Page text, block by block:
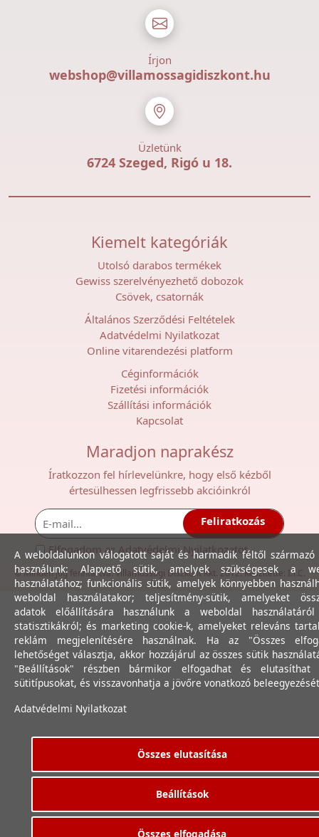
Írjon
webshop@villamossagidiszkont.hu
Üzletünk
6724 Szeged, Rigó u 18.
Kiemelt kategóriák
Utolsó darabos termékek
Gewiss szerelvényezhető dobozok
Csövek, csatornák
Általános Szerződési Feltételek
Adatvédelmi Nyilatkozat
Online vitarendezési platform
Céginformációk
Fizetési információk
Szállítási információk
Kapcsolat
Maradjon naprakész
Íratkozzon fel hírlevelünkre, hogy első kézből
értesülhessen legfrissebb akcióinkról
Feliratkozás
Elfogadom azAdatvédelmi Nyilatkozatot.
© Minden jog fenntartva. Villamossági Diszkont Kkt. 2012. Készítette: I.T.C.
Kft.
A weboldalunkon válogatott saját és harmadik féltől származó
használunk: Alapvető sütik, amelyek szükségesek a
használatához; funkcionális sütik, amelyek könnyebben
weboldal használatakor; teljesítmény-sütik, amelyeket
adatok előállítására használunk a weboldal
statisztikákról; és marketing cookie-k, amelyeket releváns
reklám megjelenítésére használnak. Ha az "Összes
lehetőséget választja, akkor hozzájárul az összes sütik
"Beállítások" részben bármikor elfogadhat és elutasíthat
sütitípusokat, és visszavonhatja a jövőre vonatkozó
Adatvédelmi Nyilatkozat
Összes elutasítása
Beállítások
Összes elfogadása